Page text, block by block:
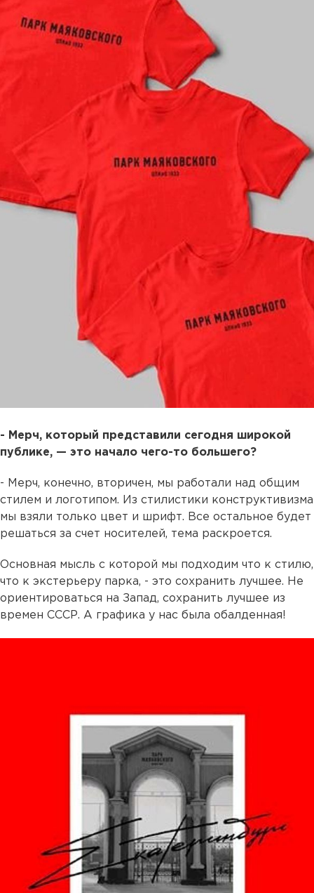
- Мерч, который представили сегодня широкой
публике, — это начало чего-то большего?
- Мерч, конечно, вторичен, мы работали над общим
стилем и логотипом. Из стилистики конструктивизма
мы взяли только цвет и шрифт. Все остальное будет
решаться за счет носителей, тема раскроется.
Основная мысль с которой мы подходим что к стилю,
что к экстерьеру парка, - это сохранить лучшее. Не
ориентироваться на Запад, сохранить лучшее из
времен СССР. А графика у нас была обалденная!